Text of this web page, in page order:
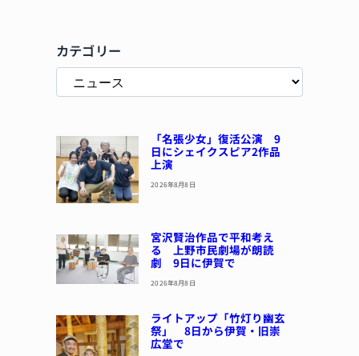
カテゴリー
「名張少女」復活公演 9
日にシェイクスピア2作品
上演
2026年8月8日
宮沢賢治作品で平和考え
る 上野市民劇場が朗読
劇 9日に伊賀で
2026年8月8日
ライトアップ「竹灯り幽玄
祭」 8日から伊賀・旧崇
広堂で